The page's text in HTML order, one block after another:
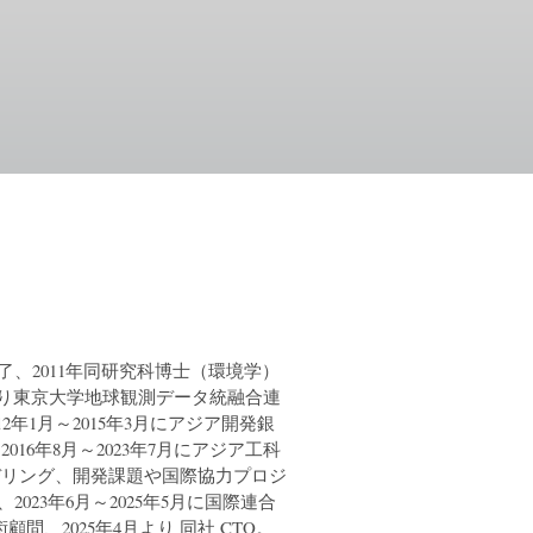
2011年同研究科博士（環境学）
東京大学地球観測データ統融合連
1月～2015年3月にアジア開発銀
年8月～2023年7月にアジア工科
ング、開発課題や国際協力プロジ
年6月～2025年5月に国際連合
問、2025年4月より 同社 CTO。